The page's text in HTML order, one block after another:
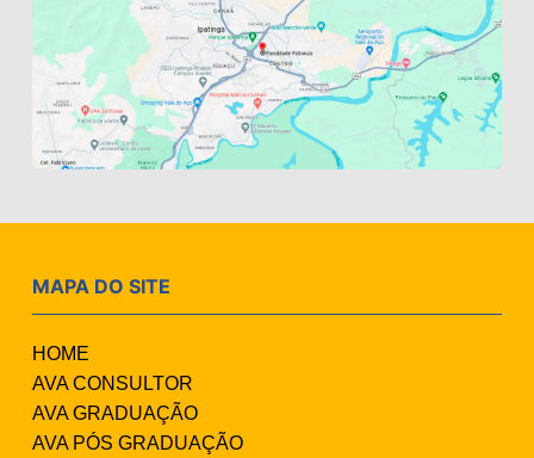
MAPA DO SITE
HOME
AVA CONSULTOR
AVA GRADUAÇÃO
AVA PÓS GRADUAÇÃO